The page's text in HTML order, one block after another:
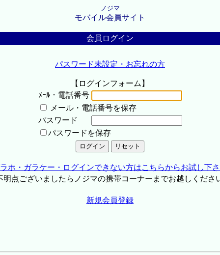
ノジマ
モバイル会員サイト
会員ログイン
パスワード未設定・お忘れの方
【ログインフォーム】
ﾒｰﾙ・電話番号
メール・電話番号を保存
パスワード
パスワードを保存
ホ・ガラケー・ログインできない方はこちらからお試し下
点ございましたらノジマの携帯コーナーまでお越しくださ
新規会員登録